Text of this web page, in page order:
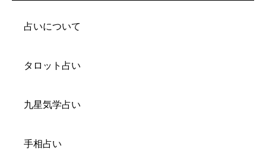
占いについて
タロット占い
九星気学占い
手相占い